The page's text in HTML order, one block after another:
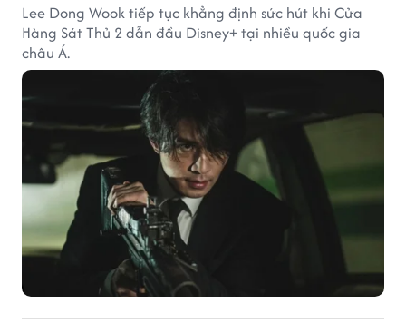
Lee Dong Wook tiếp tục khẳng định sức hút khi Cửa
Hàng Sát Thủ 2 dẫn đầu Disney+ tại nhiều quốc gia
châu Á.